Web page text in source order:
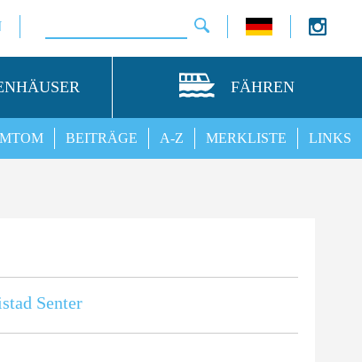
FÄHREN
LINKS
MERKLISTE
A-Z
BEITRÄGE
Senter